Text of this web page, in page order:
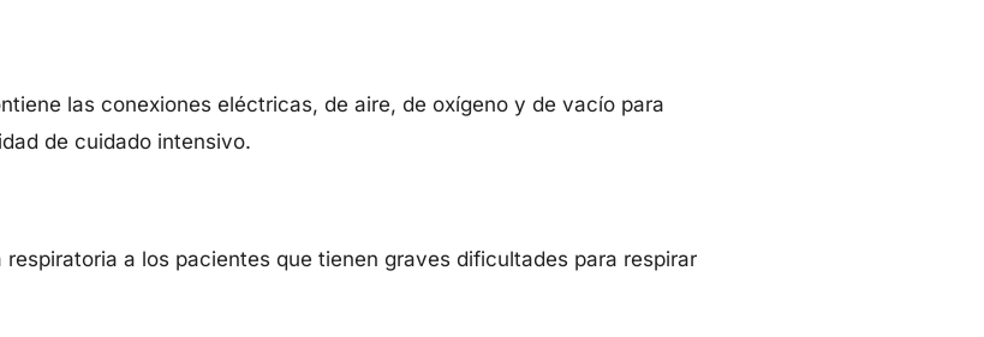
las conexiones eléctricas, de aire, de oxígeno y de vacío para
de cuidado intensivo.
a los pacientes que tienen graves dificultades para respirar